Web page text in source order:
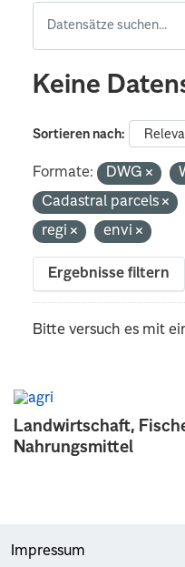
Landwirtschaft,
Nahrungsmittel
Keine
Sortieren nach
Formate: DWG
Cadastral parcels
regi
envi
Ergebnisse filtern
Bitte versuch es mit
Impressum